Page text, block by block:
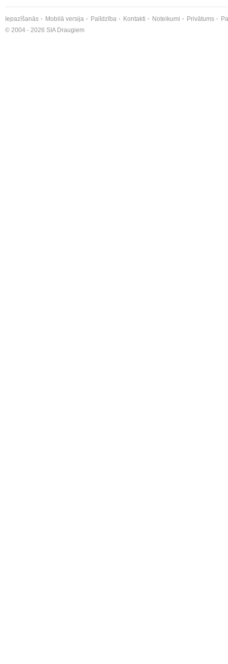
Iepazīšanās Mobilā versija Palīdzība Kontakti Noteikumi Privātums
© 2004 - 2026 SIA Draugiem